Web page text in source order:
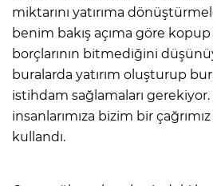
miktarını yatırıma
benim bakış açıma göre
borçlarının bitmediğini
buralarda yatırım oluşturup
istihdam sağlamaları gerekiyor.
insanlarımıza bizim bir
kullandı.